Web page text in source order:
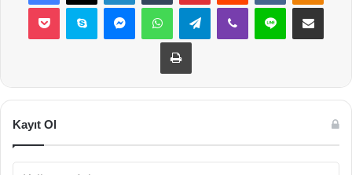
Pocket Skype MessengerWhatsAppTelegramViber Line E-Posta ile
Yazdır
Kayıt Ol